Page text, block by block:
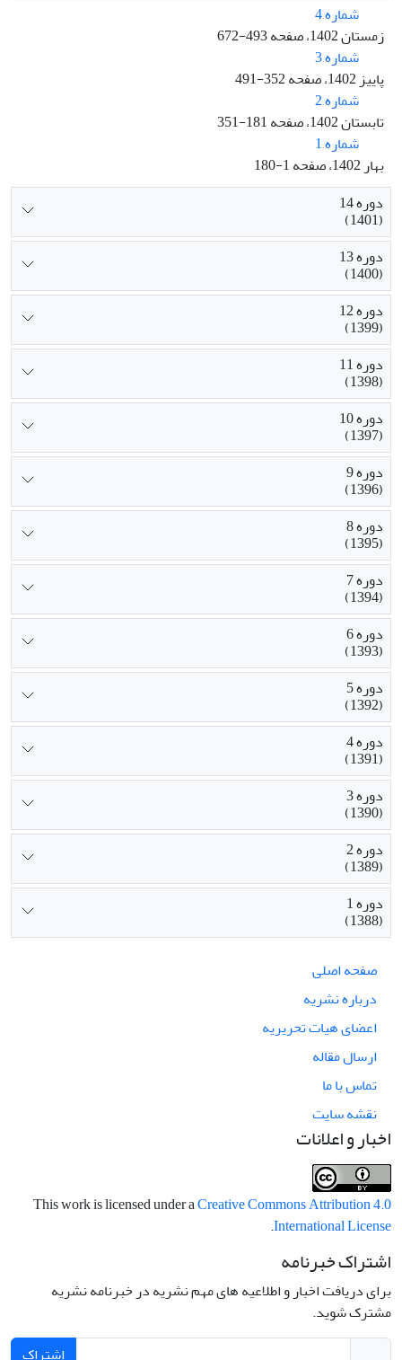
شماره 4
زمستان 1402، صفحه 493-672
شماره 3
پاییز 1402، صفحه 352-491
شماره 2
تابستان 1402، صفحه 181-351
شماره 1
بهار 1402، صفحه 1-180
دوره 14
(1401)
دوره 13
(1400)
دوره 12
(1399)
دوره 11
(1398)
دوره 10
(1397)
دوره 9
(1396)
دوره 8
(1395)
دوره 7
(1394)
دوره 6
(1393)
دوره 5
(1392)
دوره 4
(1391)
دوره 3
(1390)
دوره 2
(1389)
دوره 1
(1388)
صفحه اصلی
درباره نشریه
اعضای هیات تحریریه
ارسال مقاله
تماس با ما
نقشه سایت
اخبار و اعلانات
This work is licensed under aCreative Commons Attribution 4.0
International License
.
اشتراک خبرنامه
برای دریافت اخبار و اطلاعیه های مهم نشریه در خبرنامه نشریه
مشترک شوید.
اشتراک